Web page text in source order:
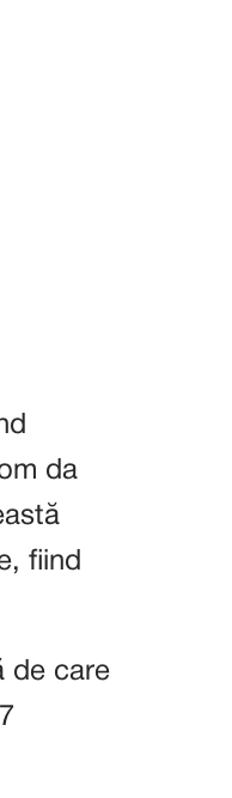
da
fiind
de care